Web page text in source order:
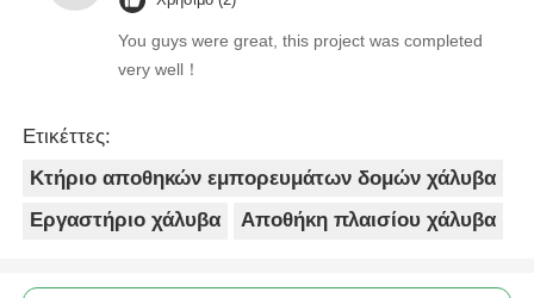
You guys were great, this project was completed
very well！
Ετικέττες:
Κτήριο αποθηκών εμπορευμάτων δομών χάλυβα
Εργαστήριο χάλυβα
Αποθήκη πλαισίου χάλυβα